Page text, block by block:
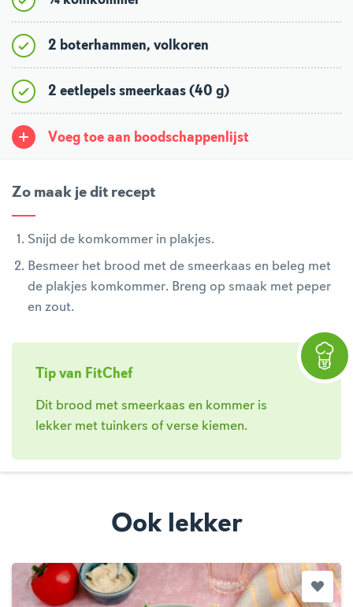
2 boterhammen, volkoren
2 eetlepels smeerkaas (40 g)
Voeg toe aan boodschappenlijst
Zo maak je dit recept
Snijd de komkommer in plakjes.
Besmeer het brood met de smeerkaas en beleg met
de plakjes komkommer. Breng op smaak met peper
en zout.
Tip van FitChef
Dit brood met smeerkaas en kommer is
lekker met tuinkers of verse kiemen.
Ook lekker